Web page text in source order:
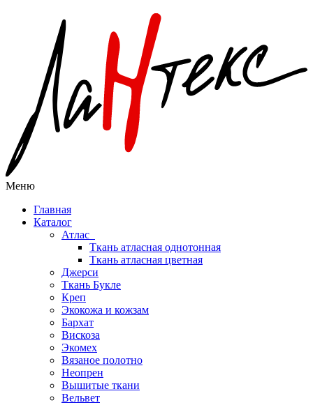
Меню
Главная
Каталог
Атлас
Ткань атласная однотонная
Ткань атласная цветная
Джерси
Ткань Букле
Креп
Экокожа и кожзам
Бархат
Вискоза
Экомех
Вязаное полотно
Неопрен
Вышитые ткани
Вельвет